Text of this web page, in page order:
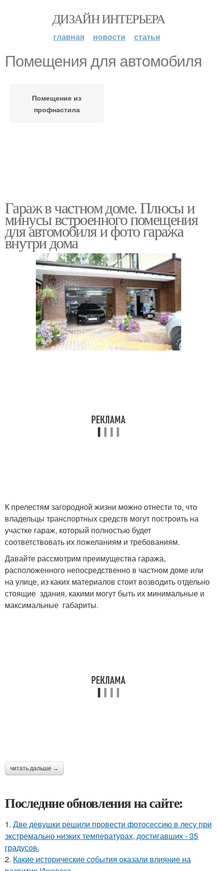
ДИЗАЙН ИНТЕРЬЕРА
главная новости статьи
Помещения для автомобиля
Помещение из
профнастила
Гараж в частном доме. Плюсы и
минусы встроенного помещения
для автомобиля и фото гаража
внутри дома
К прелестям загородной жизни можно отнести то, что
владельцы транспортных средств могут построить на
участке гараж, который полностью будет
соответствовать их пожеланиям и требованиям.
Давайте рассмотрим преимущества гаража,
расположенного непосредственно в частном доме или
на улице, из каких материалов стоит возводить отдельно
стоящие здания, какими могут быть их минимальные и
максимальные габариты.
читать дальше →
Последние обновления на сайте:
1. Две девушки решили провести фотосессию в лесу при
экстремально низких температурах, достигавших - 35
градусов.
2. Какие исторические события оказали влияние на